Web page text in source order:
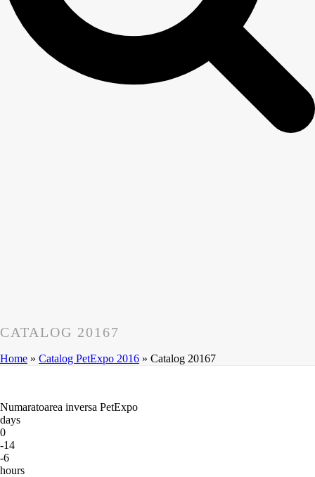
CATALOG 20167
Home » Catalog PetExpo 2016 » Catalog 20167
Numaratoarea inversa PetExpo
days
0
-14
-6
hours